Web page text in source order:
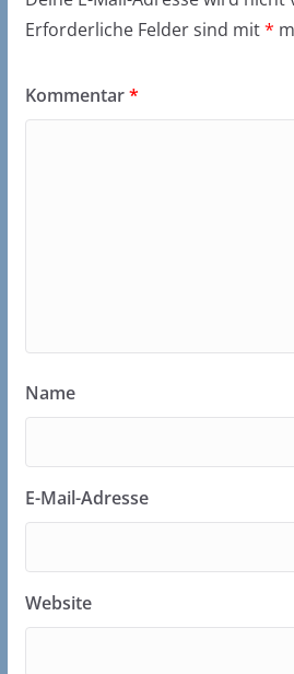
Erforderliche Felder sind mit*
Kommentar*
Name
E-Mail-Adresse
Website